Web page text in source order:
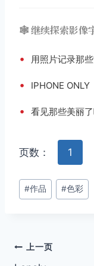
🕸️ 继续探索影像
• 用照片记录那
• IPHONE ONLY
• 看见那些美丽
页数： 1
文
章
#作品 #色彩
文上一页